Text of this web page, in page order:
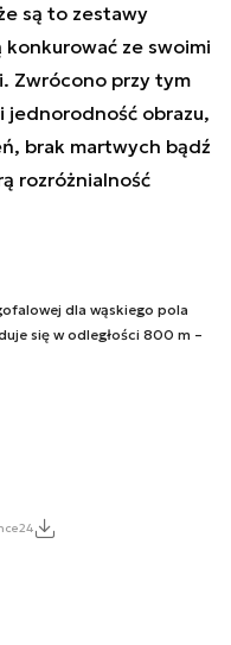
są to zestawy
ze swoimi
Zwrócono przy tym
jednorodność obrazu,
brak martwych bądź
rozróżnialność
dla wąskiego pola
się w odległości 800 m –